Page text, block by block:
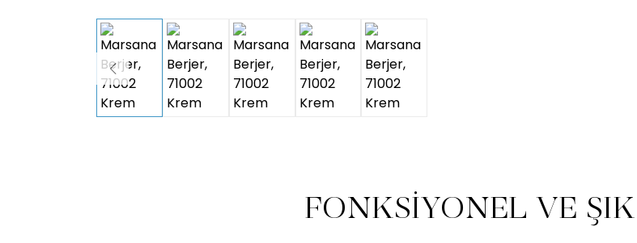
FONKSİYONEL VE